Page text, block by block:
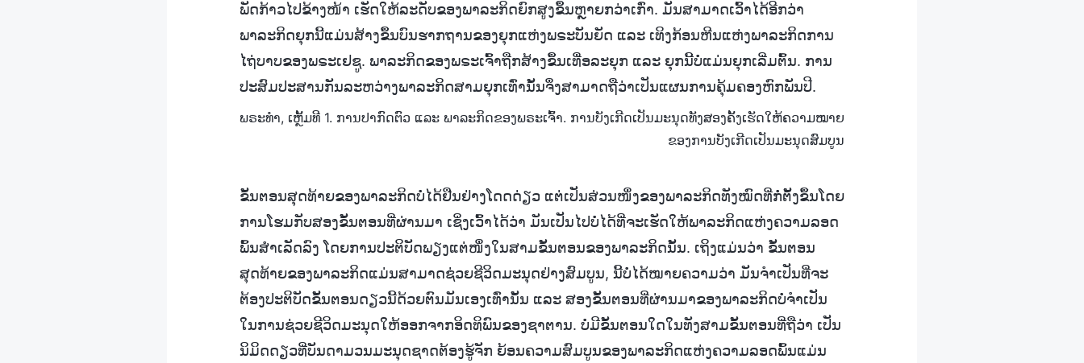
ພັດກ້າວໄປຂ້າງໜ້າ ເຮັດໃຫ້ລະດັບຂອງພາລະກິດຍົກສູງຂຶ້ນຫຼາຍກວ່າເກົ່າ. ມັນສາມາດເວົ້າໄດ້ອີກວ່າ
ພາລະກິດຍຸກນີ້ແມ່ນສ້າງຂຶ້ນບົນຮາກຖານຂອງຍຸກແຫ່ງພຣະບັນຍັດ ແລະ ເທິງກ້ອນຫີນແຫ່ງພາລະກິດການ
ໄຖ່ບາບຂອງພຣະເຢຊູ. ພາລະກິດຂອງພຣະເຈົ້າຖືກສ້າງຂຶ້ນເທື່ອລະຍຸກ ແລະ ຍຸກນີ້ບໍ່ແມ່ນຍຸກເລີ່ມຕົ້ນ. ການ
ປະສົມປະສານກັນລະຫວ່າງພາລະກິດສາມຍຸກເທົ່ານັ້ນຈຶ່ງສາມາດຖືວ່າເປັນແຜນການຄຸ້ມຄອງຫົກພັນປີ.
ພຣະທຳ, ເຫຼັ້ມທີ 1. ການປາກົດຕົວ ແລະ ພາລະກິດຂອງພຣະເຈົ້າ. ການບັງເກີດເປັນມະນຸດທັງສອງຄັ້ງເຮັດໃຫ້ຄວາມໝາຍ
ຂອງການບັງເກີດເປັນມະນຸດສົມບູນ
ຂັ້ນຕອນສຸດທ້າຍຂອງພາລະກິດບໍ່ໄດ້ຢືນຢ່າງໂດດດ່ຽວ ແຕ່ເປັນສ່ວນໜຶ່ງຂອງພາລະກິດທັງໝົດທີ່ກໍ່ຕັ້ງຂຶ້ນໂດຍ
ການໂຮມກັບສອງຂັ້ນຕອນທີ່ຜ່ານມາ ເຊິ່ງເວົ້າໄດ້ວ່າ ມັນເປັນໄປບໍ່ໄດ້ທີ່ຈະເຮັດໃຫ້ພາລະກິດແຫ່ງຄວາມລອດ
ພົ້ນສຳເລັດລົງ ໂດຍການປະຕິບັດພຽງແຕ່ໜຶ່ງໃນສາມຂັ້ນຕອນຂອງພາລະກິດນັ້ນ. ເຖິງແມ່ນວ່າ ຂັ້ນຕອນ
ສຸດທ້າຍຂອງພາລະກິດແມ່ນສາມາດຊ່ວຍຊີວິດມະນຸດຢ່າງສົມບູນ, ນີ້ບໍ່ໄດ້ໝາຍຄວາມວ່າ ມັນຈຳເປັນທີ່ຈະ
ຕ້ອງປະຕິບັດຂັ້ນຕອນດຽວນີ້ດ້ວຍຕົນມັນເອງເທົ່ານັ້ນ ແລະ ສອງຂັ້ນຕອນທີ່ຜ່ານມາຂອງພາລະກິດບໍ່ຈຳເປັນ
ໃນການຊ່ວຍຊີວິດມະນຸດໃຫ້ອອກຈາກອິດທິພົນຂອງຊາຕານ. ບໍ່ມີຂັ້ນຕອນໃດໃນທັງສາມຂັ້ນຕອນທີ່ຖືວ່າ ເປັນ
ນິມິດດຽວທີ່ບັນດາມວນມະນຸດຊາດຕ້ອງຮູ້ຈັກ ຍ້ອນຄວາມສົມບູນຂອງພາລະກິດແຫ່ງຄວາມລອດພົ້ນແມ່ນ